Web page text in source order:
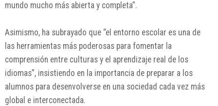
mundo mucho más abierta y completa”.
Asimismo, ha subrayado que “el entorno escolar es una de
las herramientas más poderosas para fomentar la
comprensión entre culturas y el aprendizaje real de los
idiomas”, insistiendo en la importancia de preparar a los
alumnos para desenvolverse en una sociedad cada vez más
global e interconectada.